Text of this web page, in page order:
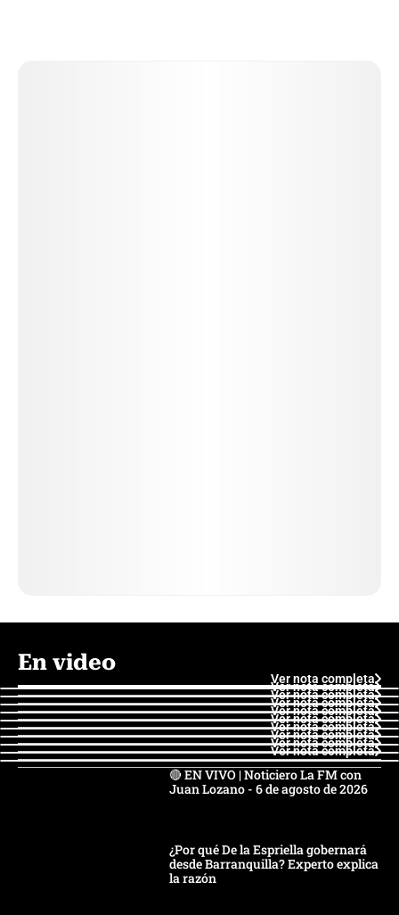
En video
Ver nota completa
Ver nota completa
Ver nota completa
Ver nota completa
Ver nota completa
Ver nota completa
Ver nota completa
Ver nota completa
Ver nota completa
Ver nota completa
🔴 EN VIVO | Noticiero La FM con
Juan Lozano - 6 de agosto de 2026
¿Por qué De la Espriella gobernará
desde Barranquilla? Experto explica
la razón